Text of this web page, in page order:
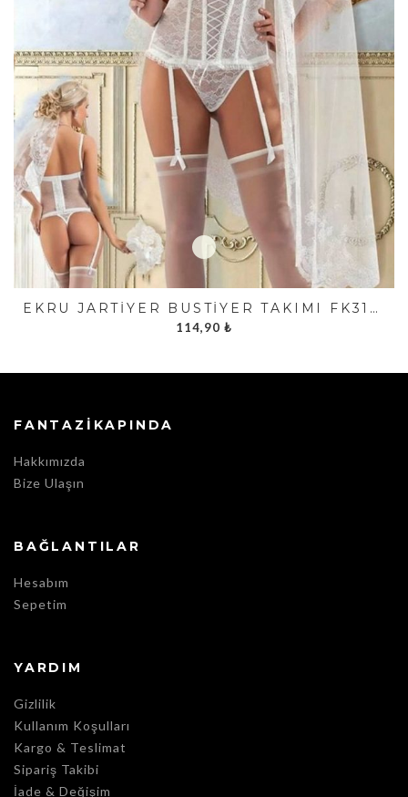
EKRU JARTIYER BÜSTIYER TAKIMI FK3133
114,90 ₺
FANTAZIKAPINDA
Hakkımızda
Bize Ulaşın
BAĞLANTILAR
Hesabım
Sepetim
YARDIM
Gizlilik
Kullanım Koşulları
Kargo & Teslimat
Sipariş Takibi
İade & Değişim